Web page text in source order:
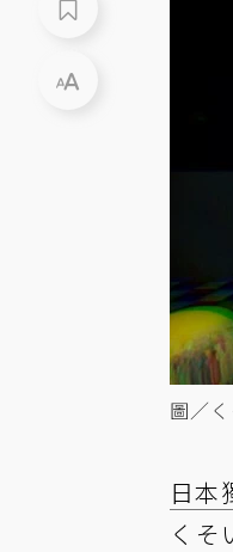
圖／
日本
く